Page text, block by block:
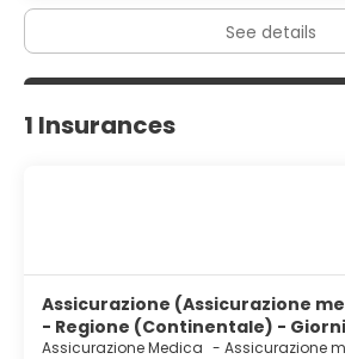
stay in and take advantage of the
Snacks are also available at the
at the end of the day with a drink at
the poolside bar. Buffet breakfasts
See details
1 Insurances
Assicurazione (Assicurazione
- Regione (Continentale) -
Assicurazione Medica - Assicurazione